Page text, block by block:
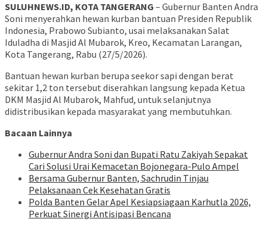
SULUHNEWS.ID, KOTA TANGERANG – Gubernur Banten Andra
Soni menyerahkan hewan kurban bantuan Presiden Republik
Indonesia, Prabowo Subianto, usai melaksanakan Salat
Iduladha di Masjid Al Mubarok, Kreo, Kecamatan Larangan,
Kota Tangerang, Rabu (27/5/2026).
Bantuan hewan kurban berupa seekor sapi dengan berat
sekitar 1,2 ton tersebut diserahkan langsung kepada Ketua
DKM Masjid Al Mubarok, Mahfud, untuk selanjutnya
didistribusikan kepada masyarakat yang membutuhkan.
Bacaan Lainnya
Gubernur Andra Soni dan Bupati Ratu Zakiyah Sepakat
Cari Solusi Urai Kemacetan Bojonegara-Pulo Ampel
Bersama Gubernur Banten, Sachrudin Tinjau
Pelaksanaan Cek Kesehatan Gratis
Polda Banten Gelar Apel Kesiapsiagaan Karhutla 2026,
Perkuat Sinergi Antisipasi Bencana